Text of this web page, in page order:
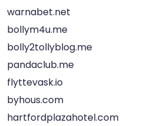
warnabet.net
bollym4u.me
bolly2tollyblog.me
pandaclub.me
flyttevask.io
byhous.com
hartfordplazahotel.com